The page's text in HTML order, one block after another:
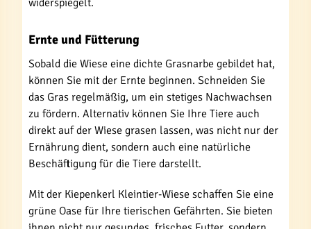
widerspiegelt.
Ernte und Fütterung
Sobald die Wiese eine dichte Grasnarbe gebildet hat,
können Sie mit der Ernte beginnen. Schneiden Sie
das Gras regelmäßig, um ein stetiges Nachwachsen
zu fördern. Alternativ können Sie Ihre Tiere auch
direkt auf der Wiese grasen lassen, was nicht nur der
Ernährung dient, sondern auch eine natürliche
Beschäftigung für die Tiere darstellt.
Mit der Kiepenkerl Kleintier-Wiese schaffen Sie eine
grüne Oase für Ihre tierischen Gefährten. Sie bieten